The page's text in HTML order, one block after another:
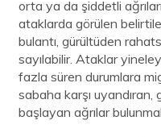
orta ya da şiddetli
ataklarda görülen
bulantı, gürültüden
sayılabilir. Ataklar
fazla süren durumlara
sabaha karşı uyandıran,
başlayan ağrılar